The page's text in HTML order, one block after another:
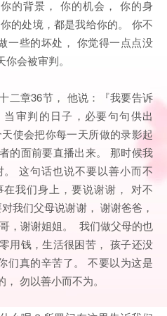
的背景， 你的机会， 你的身
的处境，都是我给你的。 你不
一些的坏处， 你觉得一点点没
会被审判。
二章36节， 他说：『我要告诉
审判的日子，必要句句供出
使会把你每一天所做的录影起
的面前要直播出来。 那时候我
这句话也说不要以善小而不
我们身上，要说谢谢， 对不
我们父母说谢谢， 谢谢爸爸，
，谢谢姐姐。 我们做父母的也
用钱，生活很困苦， 孩子还没
们真的辛苦了。 不要以为这是
勿以善小而不为。